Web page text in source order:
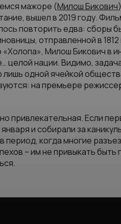
мажоре (Милош Бикович
вышел в 2019 году.
повторить едва: сборы
отправленной в
Милош Бикович в
целой нации. Видимо,
одной ячейкой
на премьере
привлекательная. Если
и собирали за
период, когда многие
– им не привыкать быть